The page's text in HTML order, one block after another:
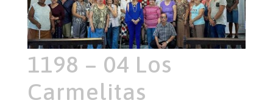
1198 – 04 Los
Carmelitas